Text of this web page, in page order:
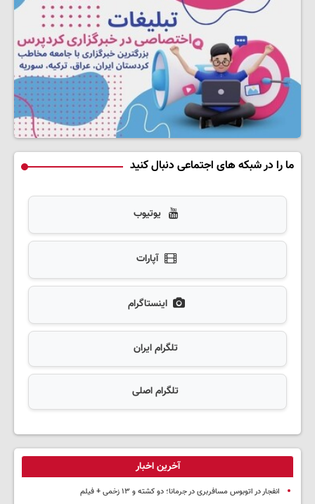
ما را در شبکه های اجتماعی دنبال کنید
یوتیوب
آپارات
اینستاگرام
تلگرام ایران
تلگرام اصلی
آخرین اخبار
انفجار در اتوبوس مسافربری در جرمانا؛ دو کشته و ۱۳ زخمی + فیلم